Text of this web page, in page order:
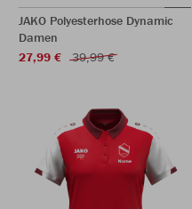
JAKO Polyesterhose Dynamic
Damen
27,99 €
39,99 €